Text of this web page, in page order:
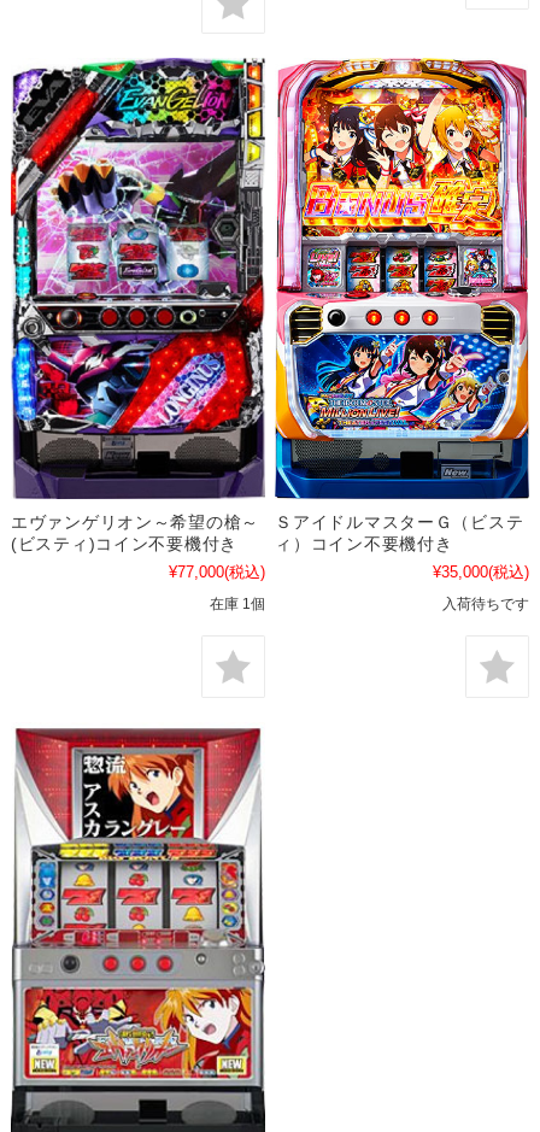
エヴァンゲリオン～希望の槍～
(ビスティ)コイン不要機付き
¥77,000(税込)
在庫 1個
ＳアイドルマスターＧ（ビステ
ィ）コイン不要機付き
¥35,000(税込)
入荷待ちです